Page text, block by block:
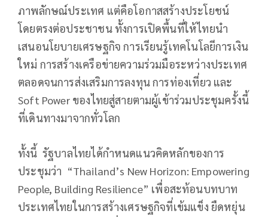
ภาพลักษณ์ประเทศ แต่คือโอกาสสร้างประโยชน์
โดยตรงต่อประชาชน ทั้งการเปิดพื้นที่ให้ไทยนำ
เสนอนโยบายเศรษฐกิจ การเรียนรู้เทคโนโลยีการเงิน
ใหม่ การสร้างเครือข่ายความร่วมมือระหว่างประเทศ
ตลอดจนการส่งเสริมการลงทุน การท่องเที่ยว และ
Soft Power ของไทยสู่สายตามผู้เข้าร่วมประชุมครั้งนี้
ที่เดินทางมาจากทั่วโลก
ทั้งนี้ รัฐบาลไทยได้กำหนดแนวคิดหลักของการ
ประชุมว่า “Thailand’s New Horizon: Empowering
People, Building Resilience” เพื่อสะท้อนบทบาท
ประเทศไทยในการสร้างเศรษฐกิจที่เข้มแข็ง ยืดหยุ่น